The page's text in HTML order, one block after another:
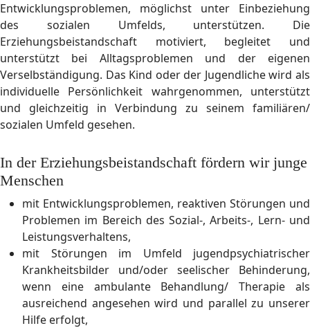
Entwicklungsproblemen, möglichst unter Einbeziehung
des sozialen Umfelds, unterstützen. Die
Erziehungsbeistandschaft motiviert, begleitet und
unterstützt bei Alltagsproblemen und der eigenen
Verselbständigung. Das Kind oder der Jugendliche wird als
individuelle Persönlichkeit wahrgenommen, unterstützt
und gleichzeitig in Verbindung zu seinem familiären/
sozialen Umfeld gesehen.
In der Erziehungsbeistandschaft fördern wir junge
Menschen
mit Entwicklungsproblemen, reaktiven Störungen und
Problemen im Bereich des Sozial-, Arbeits-, Lern- und
Leistungsverhaltens,
mit Störungen im Umfeld jugendpsychiatrischer
Krankheitsbilder und/oder seelischer Behinderung,
wenn eine ambulante Behandlung/ Therapie als
ausreichend angesehen wird und parallel zu unserer
Hilfe erfolgt,